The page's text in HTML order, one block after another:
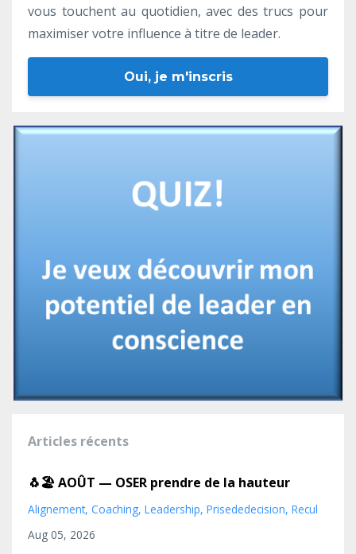
vous touchent au quotidien, avec des trucs pour
maximiser votre influence à titre de leader.
Oui, je m'inscris
Articles récents
🐧🏖️ AOÛT — OSER prendre de la hauteur
Alignement Coaching Leadership Prisededecision Recul
Aug 05, 2026